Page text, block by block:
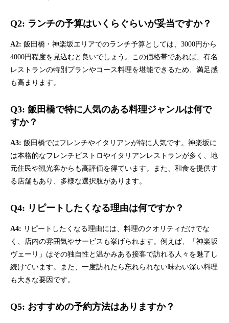
Q2: ランチの予算はいくらぐらいが妥当ですか？
A2: 飯田橋・神楽坂エリアでのランチ予算としては、3000円から
4000円程度を見込むと良いでしょう。この価格帯であれば、有名
レストランの特別プランやコース料理を堪能できるため、満足感
も高まります。
Q3: 飯田橋で特に人気のある料理ジャンルは何で
すか？
A3: 飯田橋ではフレンチやイタリアンが特に人気です。神楽坂に
は本格的なフレンチビストロやイタリアンレストランが多く、地
元住民や観光客からも高評価を得ています。また、和食を提供す
る店舗もあり、多様な選択肢があります。
Q4: リピートしたくなる理由は何ですか？
A4: リピートしたくなる理由には、料理のクオリティだけでな
く、店内の雰囲気やサービスも挙げられます。例えば、「神楽坂
ヴェーリ」はその独自性と温かみある接客で訪れる人々を魅了し
続けています。また、一度訪れたら忘れられない味わい深い料理
も大きな要因です。
Q5: おすすめの予約方法はありますか？